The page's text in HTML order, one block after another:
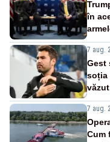
în
7 aug.
Gest
soția
7 aug.
Cum